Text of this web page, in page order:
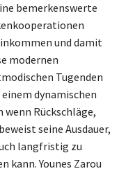
bemerkenswerte
und damit
modernen
Tugenden
dynamischen
Rückschläge,
seine Ausdauer,
langfristig zu
kann. Younes Zarou